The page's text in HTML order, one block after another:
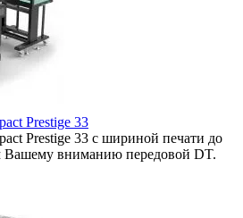
Prestige 33
Prestige 33 с шириной печати до
Вашему вниманию передовой DT.